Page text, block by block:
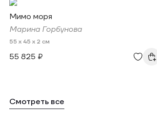
Мимо моря
Марина Горбунова
55 x 45 x 2 см
55 825 ₽
Смотреть все